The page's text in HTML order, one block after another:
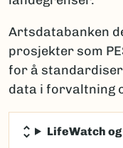
Artsdatabanken
prosjekter som
for å
data i forvaltning
LifeWatch og